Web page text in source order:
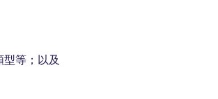
等；以及